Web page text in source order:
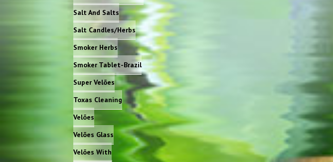
Salt And Salts
Salt Candles/Herbs
Smoker Herbs
Smoker Tablet-Brazil
Super Velões
Toxas Cleaning
Velões
Velões Glass
Velões With